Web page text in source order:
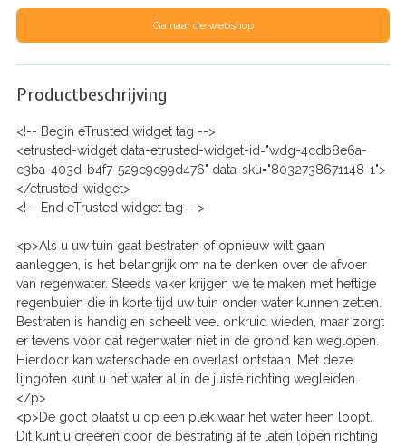
Ga naar de webshop
Productbeschrijving
<!-- Begin eTrusted widget tag -->
<etrusted-widget data-etrusted-widget-id="wdg-4cdb8e6a-
c3ba-403d-b4f7-529c9c99d476" data-sku="8032738671148-1">
</etrusted-widget>
<!-- End eTrusted widget tag -->
<p>Als u uw tuin gaat bestraten of opnieuw wilt gaan
aanleggen, is het belangrijk om na te denken over de afvoer
van regenwater. Steeds vaker krijgen we te maken met heftige
regenbuien die in korte tijd uw tuin onder water kunnen zetten.
Bestraten is handig en scheelt veel onkruid wieden, maar zorgt
er tevens voor dat regenwater niet in de grond kan weglopen.
Hierdoor kan waterschade en overlast ontstaan. Met deze
lijngoten kunt u het water al in de juiste richting wegleiden.
</p>
<p>De goot plaatst u op een plek waar het water heen loopt.
Dit kunt u creëren door de bestrating af te laten lopen richting